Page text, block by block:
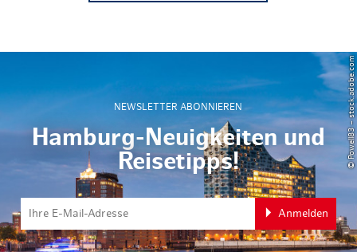
NEWSLETTER ABONNIEREN
Hamburg-Neuigkeiten und
Reisetipps!
Anmelden
© Powell83 – stock.adobe.com